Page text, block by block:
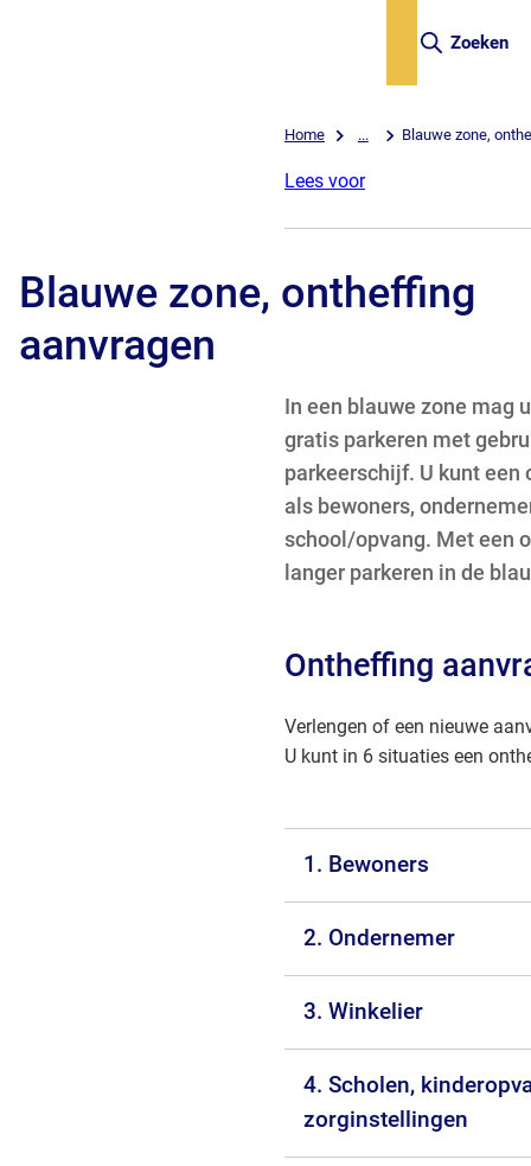
Zoeken
Home ... Blauwe zone,
Lees voor
Blauwe zone, ontheffing
aanvragen
In een blauwe zone mag
gratis parkeren met
parkeerschijf. U kunt een
als bewoners,
school/opvang. Met een
langer parkeren in de
Ontheffing
Verlengen of een nieuwe
U kunt in 6 situaties een
1. Bewoners
2. Ondernemer
3. Winkelier
4. Scholen,
zorginstellingen